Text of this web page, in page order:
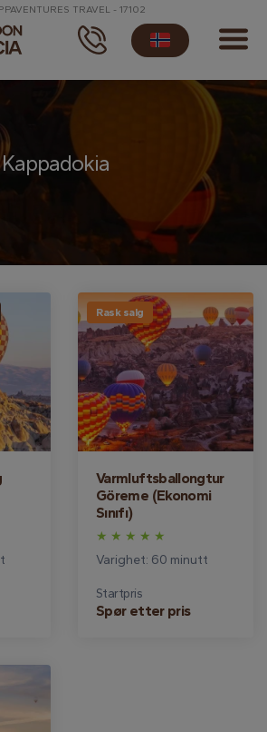
TRAVEL - 17102
Rask salg
Varmluftsballongtur
Göreme (Ekonomi
Sınıfı)
Varighet: 60 minutt
Startpris
Spør etter pris